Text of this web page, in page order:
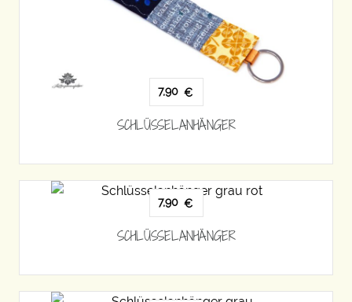
7,90 €
SCHLÜSSELANHÄNGER
7,90 €
SCHLÜSSELANHÄNGER